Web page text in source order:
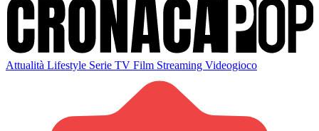
Attualità Lifestyle Serie TV Film Streaming Videogioco